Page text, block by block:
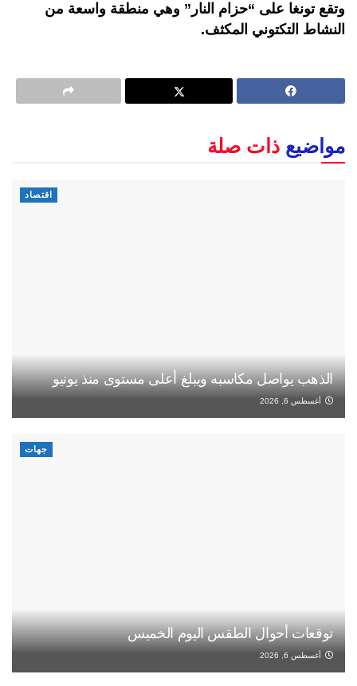
وتقع تونغا على “حزام النار” وهي منطقة واسعة من
النشاط التكتوني المكثف.
مواضيع ذات صلة
اقتصاد
الذهب يواصل مكاسبه ويبلغ أعلى مستوى منذ يونيو
أغسطس 6, 2026
جهات
توقعات أحوال الطقس اليوم الخميس
أغسطس 6, 2026